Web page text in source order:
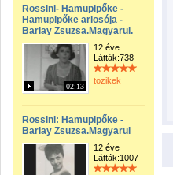
Rossini- Hamupipőke -
Hamupipőke ariosója -
Barlay Zsuzsa.Magyarul.
02:13
12 éve
Látták:738
tozikek
Rossini: Hamupipőke -
Barlay Zsuzsa.Magyarul
12 éve
Látták:1007